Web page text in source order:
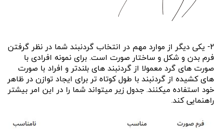
2- یکی دیگر از موارد مهم در انتخاب گردنبند شما در نظر گرفتن
فرم بدن و شکل و ساختار صورت است. برای نمونه افرادی با
صورت های گرد معمولا از گردنبند های بلندتر و افراد با صورت
های کشیده از گردنبند با طول کوتاه تر برای ایجاد توازن در ظاهر
خود استفاده میکنند. جدول زیر میتواند شما را در این امر بیشتر
راهنمایی کند.